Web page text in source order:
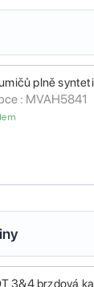
plně
: MVAH5841